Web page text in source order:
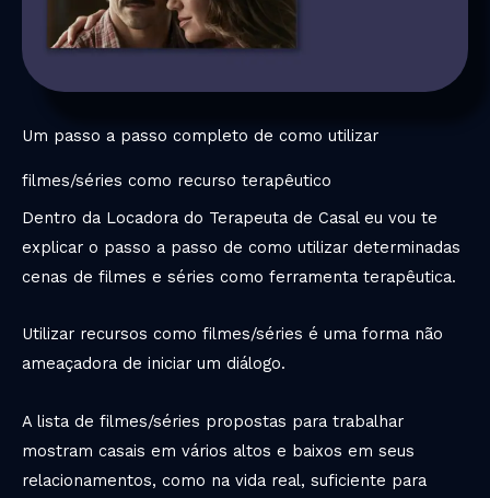
Um passo a passo completo de como utilizar
filmes/séries como recurso terapêutico
Dentro da Locadora do Terapeuta de Casal eu vou te
explicar o passo a passo de como utilizar determinadas
cenas de filmes e séries como ferramenta terapêutica.
Utilizar recursos como filmes/séries é uma forma não
ameaçadora de iniciar um diálogo.
A lista de filmes/séries propostas para trabalhar
mostram casais em vários altos e baixos em seus
relacionamentos, como na vida real, suficiente para